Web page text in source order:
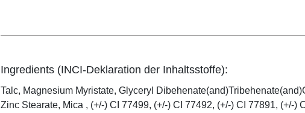
Ingredients (INCI-Deklaration der Inhaltsstoffe):
Talc, Magnesium Myristate, Glyceryl
Zinc Stearate, Mica , (+/-) CI 77499, (+/-) CI 77492, (+/-) CI 77891, (+/-)